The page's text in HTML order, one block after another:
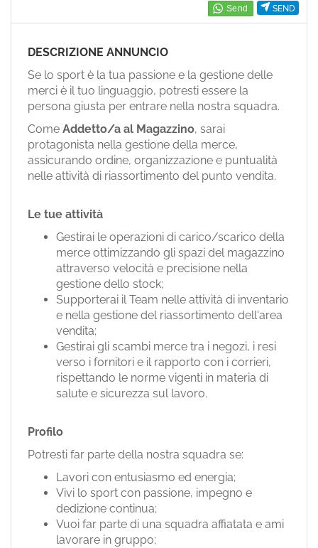
EN
FR
DE
ES
PT
SEND
DESCRIZIONE ANNUNCIO
Se lo sport è la tua passione e la gestione delle
merci è il tuo linguaggio, potresti essere la
persona giusta per entrare nella nostra squadra.
Come Addetto/a al Magazzino, sarai
protagonista nella gestione della merce,
assicurando ordine, organizzazione e puntualità
nelle attività di riassortimento del punto vendita.
Le tue attività
Gestirai le operazioni di carico/scarico della
merce ottimizzando gli spazi del magazzino
attraverso velocità e precisione nella
gestione dello stock;
Supporterai il Team nelle attività di inventario
e nella gestione del riassortimento dell'area
vendita;
Gestirai gli scambi merce tra i negozi, i resi
verso i fornitori e il rapporto con i corrieri,
rispettando le norme vigenti in materia di
salute e sicurezza sul lavoro.
Profilo
Potresti far parte della nostra squadra se:
Lavori con entusiasmo ed energia;
Vivi lo sport con passione, impegno e
dedizione continua;
Vuoi far parte di una squadra affiatata e ami
lavorare in gruppo;